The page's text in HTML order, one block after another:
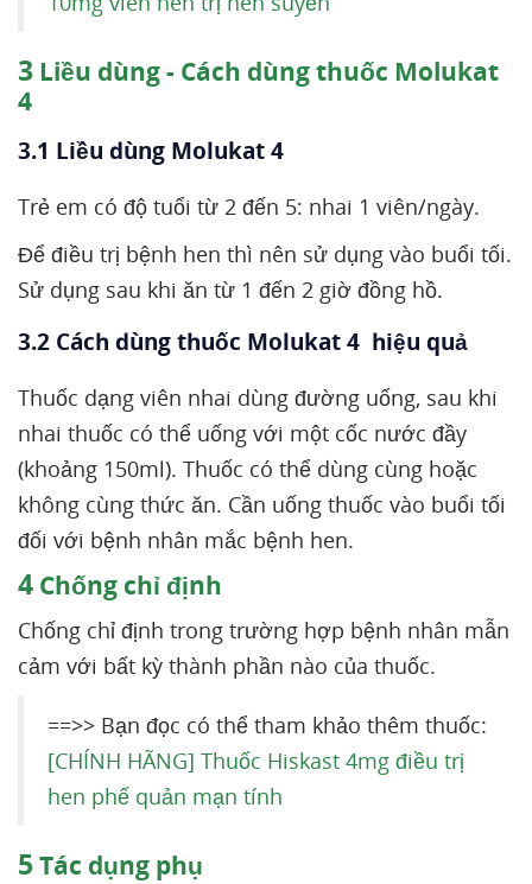
3 Liều dùng - Cách dùng thuốc Molukat
4
3.1 Liều dùng Molukat 4
Trẻ em có độ tuổi từ 2 đến 5: nhai 1 viên/ngày.
Để điều trị bệnh hen thì nên sử dụng vào buổi tối.
Sử dụng sau khi ăn từ 1 đến 2 giờ đồng hồ.
3.2 Cách dùng thuốc Molukat 4 hiệu quả
Thuốc dạng viên nhai dùng đường uống, sau khi
nhai thuốc có thể uống với một cốc nước đầy
(khoảng 150ml). Thuốc có thể dùng cùng hoặc
không cùng thức ăn. Cần uống thuốc vào buổi tối
đối với bệnh nhân mắc bệnh hen.
4 Chống chỉ định
Chống chỉ định trong trường hợp bệnh nhân mẫn
cảm với bất kỳ thành phần nào của thuốc.
==>> Bạn đọc có thể tham khảo thêm thuốc:
[CHÍNH HÃNG] Thuốc Hiskast 4mg điều trị
hen phế quản mạn tính
5 Tác dụng phụ